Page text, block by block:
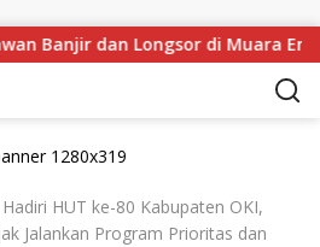
dan Longsor di Muara Enim,
Hadiri HUT ke-80 Kabupaten OKI,
Jalankan Program Prioritas dan